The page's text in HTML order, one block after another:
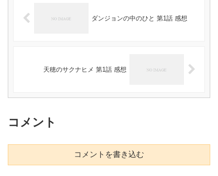
ダンジョンの中のひと 第1話 感想
天穂のサクナヒメ 第1話 感想
コメント
コメントを書き込む